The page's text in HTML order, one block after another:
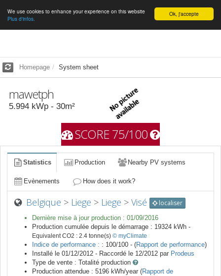
English Ok, j'accepte
We use cookies to enhance your experience on this website
Plus d'infos.
Homepage System sheet
mawetph
5.994 kWp - 30m²
SCORE 75/100
Statistics Production Nearby PV systems
Evènements How does it work?
Belgique > Liege > Liege >Visé localiser
Dernière mise à jour production : 01/09/2016
Production cumulée depuis le démarrage : 19324 kWh -
Equivalent CO2 : 2.4 tonne(s) © myClimate
Indice de performance : : 100/100 - (Rapport de performance)
Installé le 01/12/2012 - Raccordé le 12/2012 par Prodeus
Type de vente : Totalité production
Production attendue : 5196 kWh/year (Rapport de